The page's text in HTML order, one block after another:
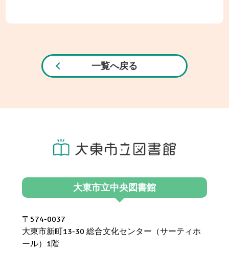
一覧へ戻る
大東市立中央図書館
〒574-0037
大東市新町13-30 総合文化センター（サーティホ
ール）1階